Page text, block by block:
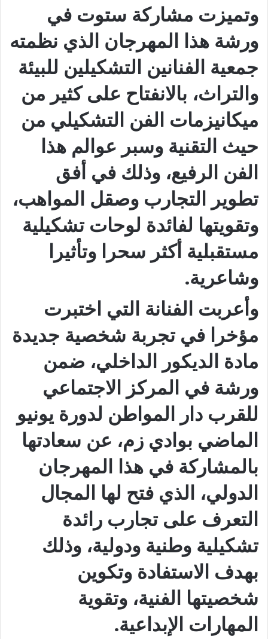
وتميزت مشاركة ستوت في
ورشة هذا المهرجان الذي نظمته
جمعية الفنانين التشكيلين للبيئة
والتراث، بالانفتاح على كثير من
ميكانيزمات الفن التشكيلي من
حيث التقنية وسبر عوالم هذا
الفن الرفيع، وذلك في أفق
تطوير التجارب وصقل المواهب،
وتقويتها لفائدة لوحات تشكيلية
مستقبلية أكثر سحرا وتأثيرا
وشاعرية.
وأعربت الفنانة التي اختبرت
مؤخرا في تجربة شخصية جديدة
مادة الديكور الداخلي، ضمن
ورشة في المركز الاجتماعي
للقرب دار المواطن لدورة يونيو
الماضي بوادي زم، عن سعادتها
بالمشاركة في هذا المهرجان
الدولي، الذي فتح لها المجال
التعرف على تجارب رائدة
تشكيلية وطنية ودولية، وذلك
بهدف الاستفادة وتكوين
شخصيتها الفنية، وتقوية
المهارات الإبداعية.